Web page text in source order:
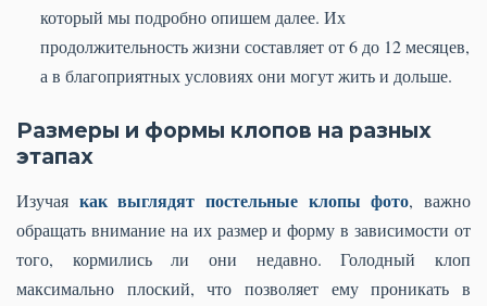
который мы подробно опишем далее. Их
продолжительность жизни составляет от 6 до 12 месяцев,
а в благоприятных условиях они могут жить и дольше.
Размеры и формы клопов на разных
этапах
Изучая как выглядят постельные клопы фото, важно
обращать внимание на их размер и форму в зависимости от
того, кормились ли они недавно. Голодный клоп
максимально плоский, что позволяет ему проникать в